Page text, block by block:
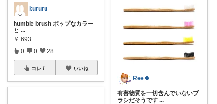
kururu
humble brush ポップなカラー
と ...
￥ 693
0 0 28
コレ いいね
Ree🌵
有害物質を一切含んでいないブ
ラシだそうです ...